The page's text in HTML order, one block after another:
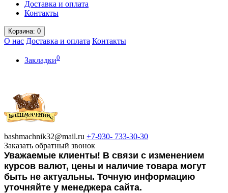
Доставка и оплата
Контакты
Корзина: 0
О нас Доставка и оплата Контакты
Закладки0
bashmachnik32@mail.ru +7-930- 733-30-30
Заказать обратный звонок
Уважаемые клиенты! В связи с изменением
курсов валют, цены и наличие товара могут
быть не актуальны. Точную информацию
уточняйте у менеджера сайта.